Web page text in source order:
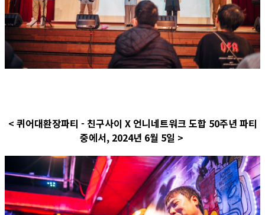
< 퀴어대환장파티 - 친구사이 X 언니네트워크 도합 50주년 파티
중에서, 2024년 6월 5일 >